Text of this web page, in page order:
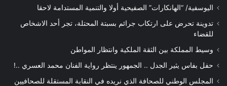
اليوسفية/ “الهانكارات” الصفيحية أولا والتنمية المستدامة لاحقا
تدوينة تحرض على ارتكاب جرائم بسبتة المحتلة، تجر أحد الاشخاص
للقضاء
وسيط المملكة بين الثقة الملكية وانتظار المواطن
حفل بفاس يثير الجدل .. الجمهور ينتظر رواية الفنان محمد العسري ..!
المجلس الوطني للصحافة الذي نريده في النقابة المستقلة للصحافيين